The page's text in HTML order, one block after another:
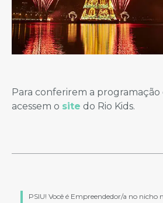
Para conferirem a
acessem o site do Rio Kids.
PSIU! Você é Empreendedor/a no